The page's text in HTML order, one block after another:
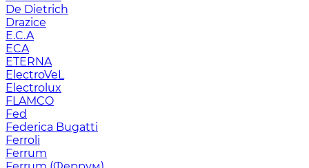
De Dietrich
Drazice
E.C.A
ECA
ETERNA
ElectroVeL
Electrolux
FLAMCO
Fed
Federica Bugatti
Ferroli
Ferrum